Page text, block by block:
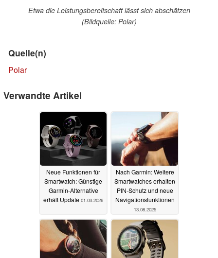
Etwa die Leistungsbereitschaft lässt sich abschätzen
(Bildquelle: Polar)
Quelle(n)
Polar
Verwandte Artikel
Neue Funktionen für
Smartwatch: Günstige
Garmin-Alternative
erhält Update 01.03.2026
Nach Garmin: Weitere
Smartwatches erhalten
PIN-Schutz und neue
Navigationsfunktionen
13.08.2025